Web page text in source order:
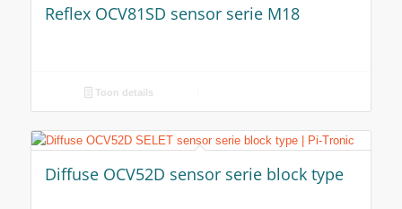
Reflex OCV81SD sensor serie M18
Toon details
Diffuse OCV52D sensor serie block type